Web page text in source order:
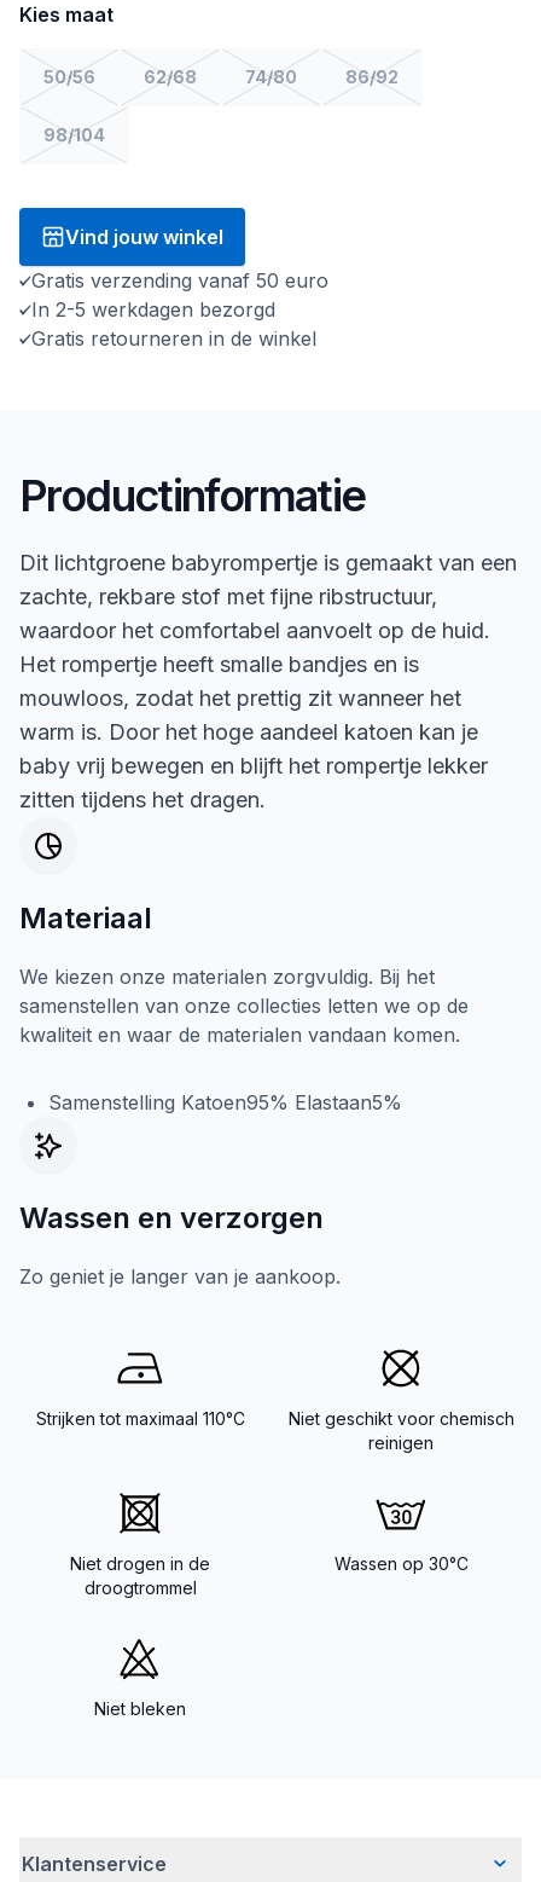
Kies maat
50/56 62/68 74/80 86/92
98/104
Vind jouw winkel
Gratis verzending vanaf 50 euro
In 2-5 werkdagen bezorgd
Gratis retourneren in de winkel
Productinformatie
Dit lichtgroene babyrompertje is gemaakt van een
zachte, rekbare stof met fijne ribstructuur,
waardoor het comfortabel aanvoelt op de huid.
Het rompertje heeft smalle bandjes en is
mouwloos, zodat het prettig zit wanneer het
warm is. Door het hoge aandeel katoen kan je
baby vrij bewegen en blijft het rompertje lekker
zitten tijdens het dragen.
Materiaal
We kiezen onze materialen zorgvuldig. Bij het
samenstellen van onze collecties letten we op de
kwaliteit en waar de materialen vandaan komen.
Samenstelling Katoen95% Elastaan5%
Wassen en verzorgen
Zo geniet je langer van je aankoop.
Strijken tot maximaal 110°C
Niet geschikt voor chemisch
reinigen
Niet drogen in de
droogtrommel
Wassen op 30°C
Niet bleken
Klantenservice